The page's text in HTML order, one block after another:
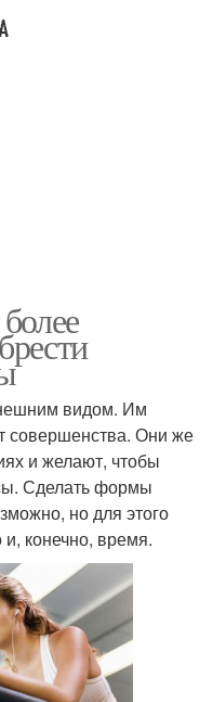
видом. Им
совершенства. Они же
и желают, чтобы
Сделать формы
но для этого
конечно, время.